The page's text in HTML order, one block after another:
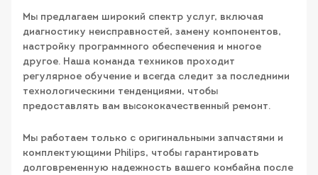
Мы предлагаем широкий спектр услуг, включая
диагностику неисправностей, замену компонентов,
настройку программного обеспечения и многое
другое. Наша команда техников проходит
регулярное обучение и всегда следит за последними
технологическими тенденциями, чтобы
предоставлять вам высококачественный ремонт.
Мы работаем только с оригинальными запчастями и
комплектующими Philips, чтобы гарантировать
долговременную надежность вашего комбайна после